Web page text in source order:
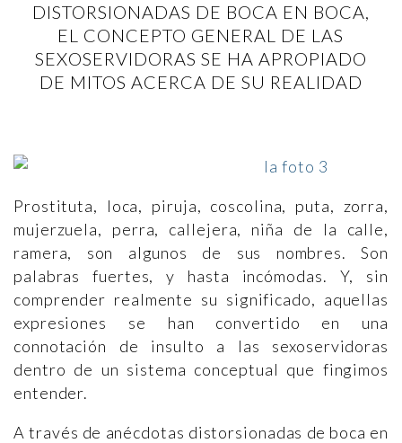
DISTORSIONADAS DE BOCA EN BOCA,
EL CONCEPTO GENERAL DE LAS
SEXOSERVIDORAS SE HA APROPIADO
DE MITOS ACERCA DE SU REALIDAD
Prostituta, loca, piruja, coscolina, puta, zorra,
mujerzuela, perra, callejera, niña de la calle,
ramera, son algunos de sus nombres. Son
palabras fuertes, y hasta incómodas. Y, sin
comprender realmente su significado, aquellas
expresiones se han convertido en una
connotación de insulto a las sexoservidoras
dentro de un sistema conceptual que fingimos
entender.
A través de anécdotas distorsionadas de boca en